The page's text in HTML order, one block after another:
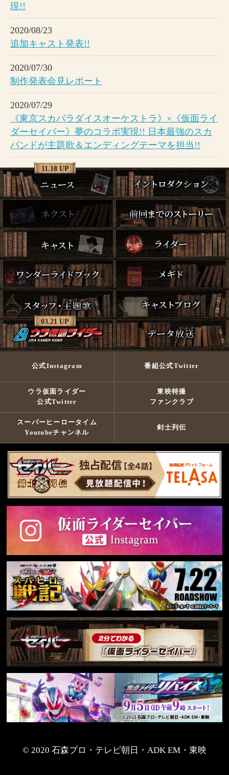
現!!
2020/08/23
追加キャスト発表!!
2020/07/30
制作発表会見レポート
2020/07/29
《東京スカパラダイスオーケストラ》×《仮面ライ
ダーセイバー》夢のコラボ実現!! 日本最強のスカ
バンドが主題歌＆エンディングテーマを担当!!
11.18 UP
03.21 UP
公式Instagram 番組公式Twitter
ウラ仮面ライダー
公式Twitter
東映特撮
ファンクラブ
スーパーヒーロータイム
Youtubeチャンネル
剣士列伝
© 2020 石森プロ・テレビ朝日・ADK EM・東映